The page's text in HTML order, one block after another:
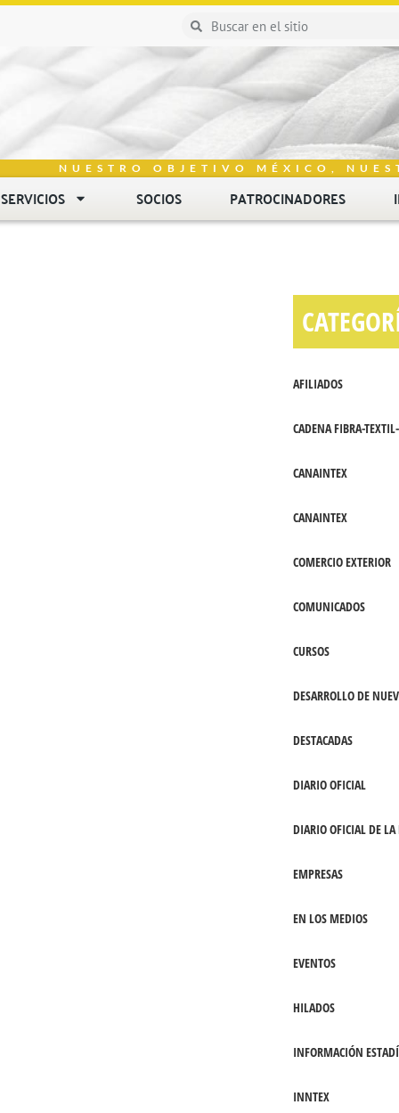
NUESTRO OBJETIVO MÉXICO,
SERVICIOS SOCIOS PATROCINADORES
AFILIADOS
CADENA FIBRA-
CANAINTEX
CANAINTEX
COMERCIO EXTERIOR
COMUNICADOS
CURSOS
DESARROLLO DE
DESTACADAS
DIARIO OFICIAL
DIARIO OFICIAL DE LA
EMPRESAS
EN LOS MEDIOS
EVENTOS
HILADOS
INFORMACIÓN
INNTEX